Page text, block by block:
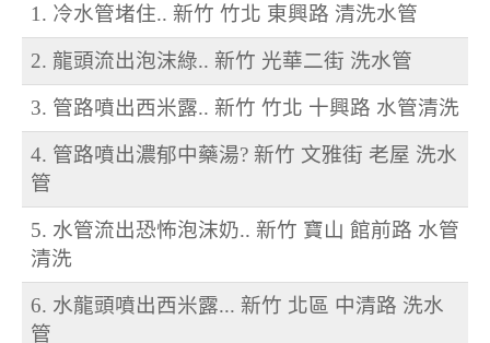
1. 冷水管堵住.. 新竹 竹北 東興路 清洗水管
2. 龍頭流出泡沫綠.. 新竹 光華二街 洗水管
3. 管路噴出西米露.. 新竹 竹北 十興路 水管清洗
4. 管路噴出濃郁中藥湯? 新竹 文雅街 老屋 洗水
管
5. 水管流出恐怖泡沫奶.. 新竹 寶山 館前路 水管
清洗
6. 水龍頭噴出西米露... 新竹 北區 中清路 洗水
管